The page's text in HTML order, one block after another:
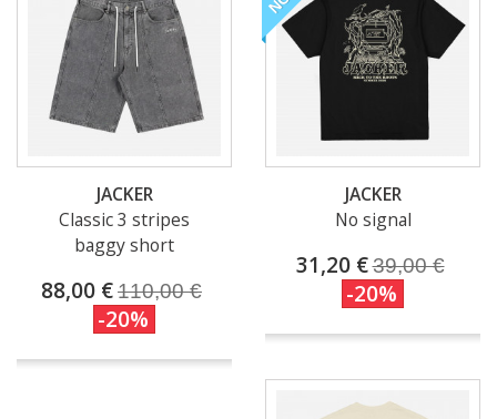
JACKER
Classic 3 stripes
baggy short
88,00 €110,00 €
-20%
JACKER
No signal
31,20 €39,00 €
-20%